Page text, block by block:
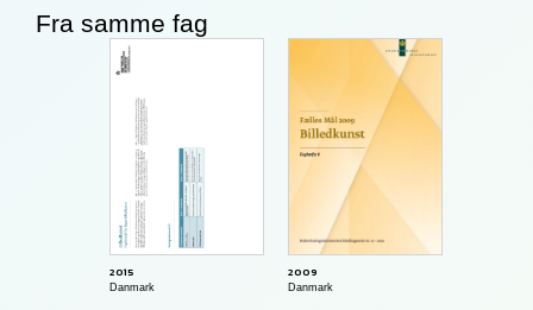
Fra samme fag
2015
Danmark
2009
Danmark